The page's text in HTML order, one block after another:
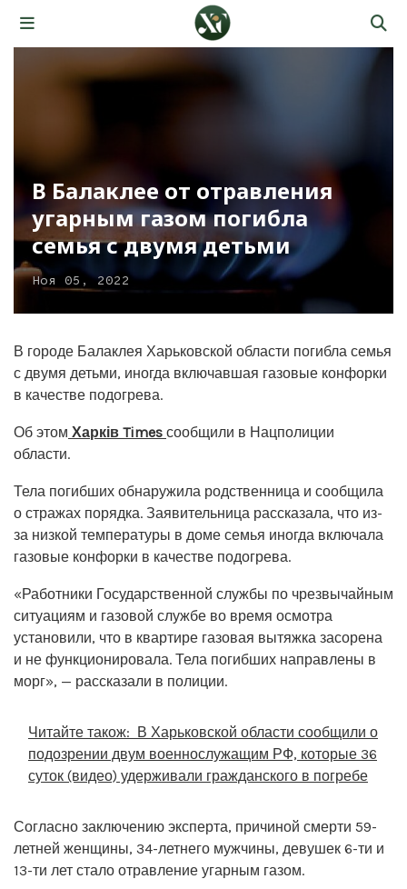
В Балаклее от отравления
угарным газом погибла
семья с двумя детьми
Ноя 05, 2022
В городе Балаклея Харьковской области погибла семья
с двумя детьми, иногда включавшая газовые конфорки
в качестве подогрева.
Об этом Харків Times сообщили в Нацполиции
области.
Тела погибших обнаружила родственница и сообщила
о стражах порядка. Заявительница рассказала, что из-
за низкой температуры в доме семья иногда включала
газовые конфорки в качестве подогрева.
«Работники Государственной службы по чрезвычайным
ситуациям и газовой службе во время осмотра
установили, что в квартире газовая вытяжка засорена
и не функционировала. Тела погибших направлены в
морг», — рассказали в полиции.
Читайте також: В Харьковской области сообщили о
подозрении двум военнослужащим РФ, которые 36
суток (видео) удерживали гражданского в погребе
Согласно заключению эксперта, причиной смерти 59-
летней женщины, 34-летнего мужчины, девушек 6-ти и
13-ти лет стало отравление угарным газом.